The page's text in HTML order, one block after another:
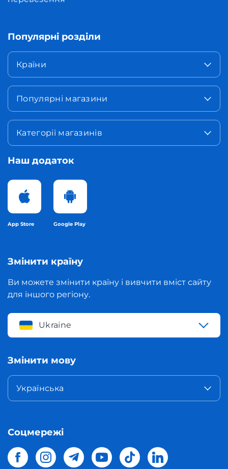
Популярні розділи
Країни
Популярні магазини
Категорії магазинів
Наш додаток
App Store Google Play
Змінити країну
Ви можете змінити країну і вивчити вміст сайту
для іншого регіону.
Ukraine
Змінити мову
Українська
Соцмережі